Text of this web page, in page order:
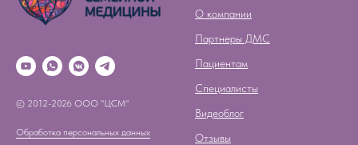
© 2012-2026 ООО "ЦСМ"
Обработка персональных данных
О компании
Партнеры ДМС
Пациентам
Специалисты
Видеоблог
Отзывы